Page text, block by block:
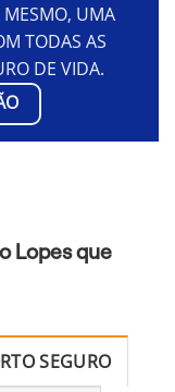
MESMO, UMA
TODAS AS
DE VIDA.
Lopes que
SEGURO